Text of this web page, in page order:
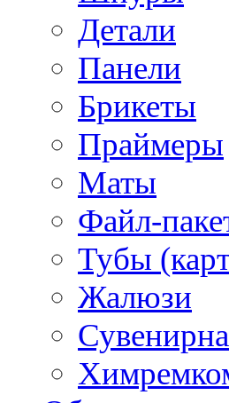
Детали
Панели
Брикеты
Праймеры
Маты
Файл-
Тубы
Жалюзи